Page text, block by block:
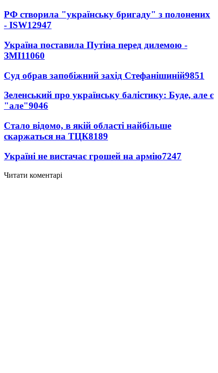
РФ створила "українську бригаду" з полонених
- ISW12947
Україна поставила Путіна перед дилемою -
ЗМІ11060
Суд обрав запобіжний захід Стефанішиній9851
Зеленський про українську балістику: Буде, але є
"але"9046
Стало відомо, в якій області найбільше
скаржаться на ТЦК8189
Україні не вистачає грошей на армію7247
Читати коментарі